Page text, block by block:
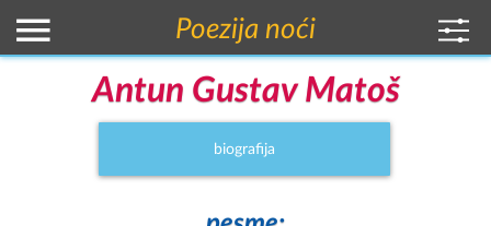
Poezija noći
Antun Gustav Matoš
biografija